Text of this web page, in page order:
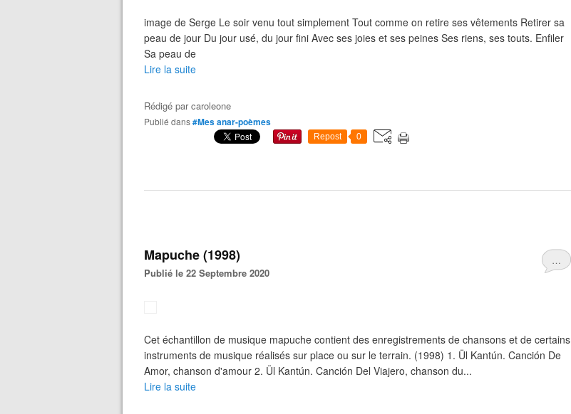
image de Serge Le soir venu tout simplement Tout comme on retire ses vêtements Retirer sa
peau de jour Du jour usé, du jour fini Avec ses joies et ses peines Ses riens, ses touts. Enfiler
Sa peau de
Lire la suite
Rédigé parcaroleone
Publié dans#Mes anar-poèmes
Repost 0
…
Mapuche (1998)
Publié le 22 Septembre 2020
Cet échantillon de musique mapuche contient des enregistrements de chansons et de certains
instruments de musique réalisés sur place ou sur le terrain. (1998) 1. Ül Kantún. Canción De
Amor, chanson d'amour 2. Ül Kantún. Canción Del Viajero, chanson du...
Lire la suite